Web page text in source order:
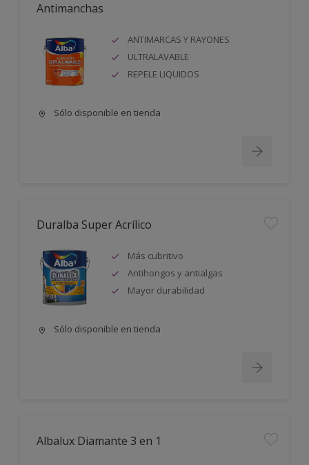
Antimanchas
ANTIMARCAS Y RAYONES
ULTRALAVABLE
REPELE LIQUIDOS
Sólo disponible en tienda
Duralba Super Acrílico
Más cubritivo
Antihongos y antialgas
Mayor durabilidad
Sólo disponible en tienda
Albalux Diamante 3 en 1